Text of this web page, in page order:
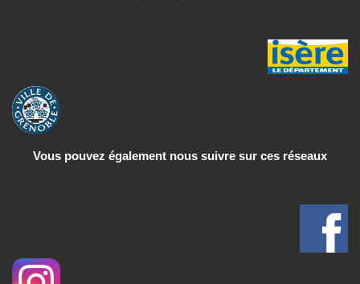
Vous pouvez également nous suivre sur ces réseaux